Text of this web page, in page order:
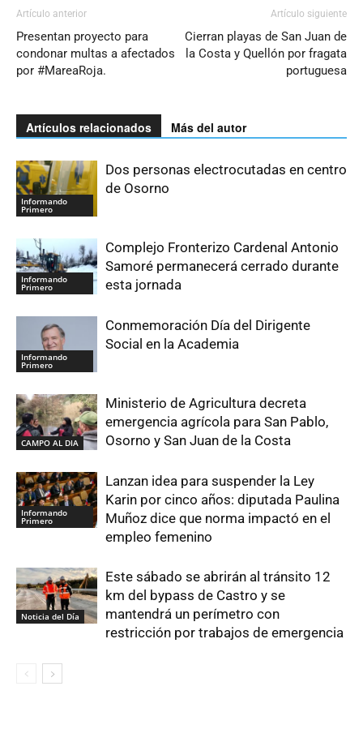
Artículo anterior
Presentan proyecto para
condonar multas a afectados
por #MareaRoja.
Artículo siguiente
Cierran playas de San Juan de
la Costa y Quellón por fragata
portuguesa
Artículos relacionados Más del autor
Informando
Primero
Dos personas electrocutadas en centro
de Osorno
Informando
Primero
Complejo Fronterizo Cardenal Antonio
Samoré permanecerá cerrado durante
esta jornada
Informando
Primero
Conmemoración Día del Dirigente
Social en la Academia
CAMPO AL DIA
Ministerio de Agricultura decreta
emergencia agrícola para San Pablo,
Osorno y San Juan de la Costa
Informando
Primero
Lanzan idea para suspender la Ley
Karin por cinco años: diputada Paulina
Muñoz dice que norma impactó en el
empleo femenino
Noticia del Día
Este sábado se abrirán al tránsito 12
km del bypass de Castro y se
mantendrá un perímetro con
restricción por trabajos de emergencia